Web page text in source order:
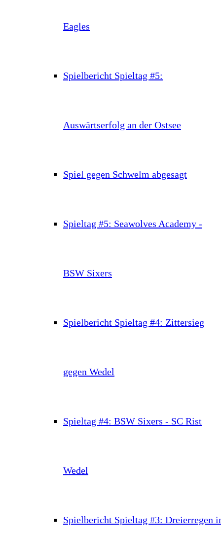
Eagles
Spielbericht Spieltag #5:
Auswärtserfolg an der Ostsee
Spiel gegen Schwelm abgesagt
Spieltag #5: Seawolves Academy -
BSW Sixers
Spielbericht Spieltag #4: Zittersieg
gegen Wedel
Spieltag #4: BSW Sixers - SC Rist
Wedel
Spielbericht Spieltag #3: Dreierregen